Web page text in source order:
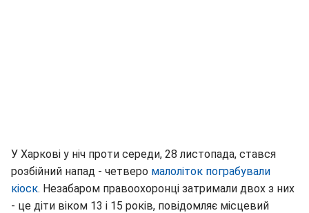
У Харкові у ніч проти середи, 28 листопада, стався
розбійний напад - четверо малоліток пограбували
кіоск. Незабаром правоохоронці затримали двох з них
- це діти віком 13 і 15 років, повідомляє місцевий